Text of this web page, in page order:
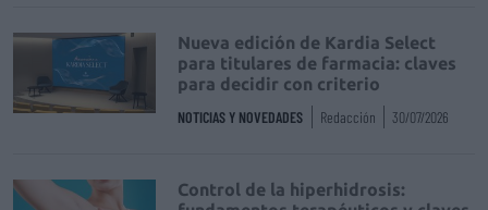
Nueva edición de Kardia Select
para titulares de farmacia: claves
para decidir con criterio
NOTICIAS Y NOVEDADES Redacción 30/07/2026
Control de la hiperhidrosis: